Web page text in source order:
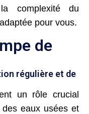
complexité du
pour vous.
de
régulière et de
un rôle crucial
des eaux usées et